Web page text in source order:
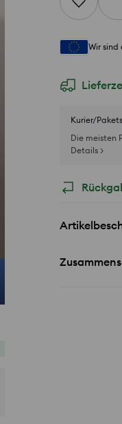
Wir sind
Kurier/
Die meisten
Details >